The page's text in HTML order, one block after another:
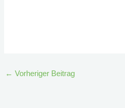
← Vorheriger Beitrag